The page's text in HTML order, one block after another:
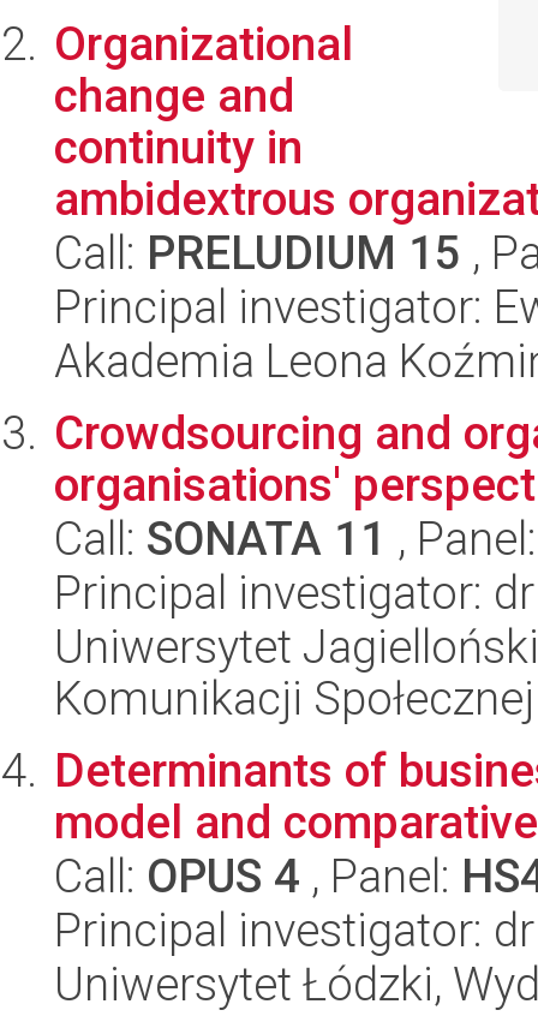
Organizational
change and
continuity in
ambidextrous
Call: PRELUDIUM 15 ,
Principal investigator:
Akademia Leona
Crowdsourcing and
organisations'
Call: SONATA 11 ,
Principal investigator:
Uniwersytet
Komunikacji Społecznej
Determinants of
model and
Call: OPUS 4 , Panel:
Principal investigator:
Uniwersytet Łódzki,